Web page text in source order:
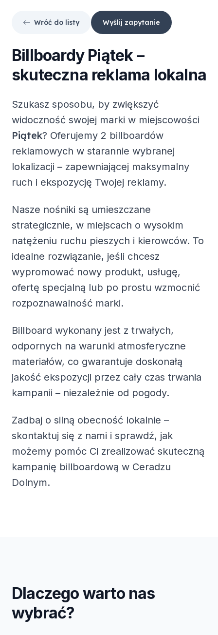
Wróć do listy Wyślij zapytanie
Billboardy Piątek–
skuteczna reklama lokalna
Szukasz sposobu, by zwiększyć
widoczność swojej marki w miejscowości
Piątek? Oferujemy 2 billboardów
reklamowych w starannie wybranej
lokalizacji – zapewniającej maksymalny
ruch i ekspozycję Twojej reklamy.
Nasze nośniki są umieszczane
strategicznie, w miejscach o wysokim
natężeniu ruchu pieszych i kierowców. To
idealne rozwiązanie, jeśli chcesz
wypromować nowy produkt, usługę,
ofertę specjalną lub po prostu wzmocnić
rozpoznawalność marki.
Billboard wykonany jest z trwałych,
odpornych na warunki atmosferyczne
materiałów, co gwarantuje doskonałą
jakość ekspozycji przez cały czas trwania
kampanii – niezależnie od pogody.
Zadbaj o silną obecność lokalnie –
skontaktuj się z nami i sprawdź, jak
możemy pomóc Ci zrealizować skuteczną
kampanię billboardową w Ceradzu
Dolnym.
Dlaczego warto nas
wybrać?